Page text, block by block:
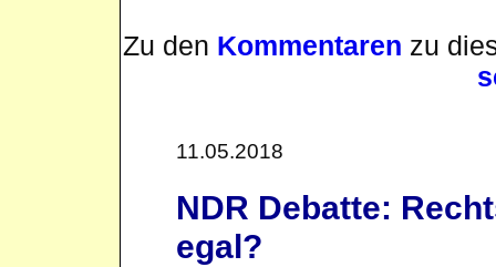
Zu den Kommentaren zu
11.05.2018
NDR Debatte:
egal?